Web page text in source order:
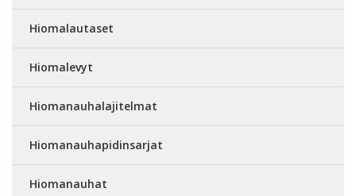
Hiomalautaset
Hiomalevyt
Hiomanauhalajitelmat
Hiomanauhapidinsarjat
Hiomanauhat